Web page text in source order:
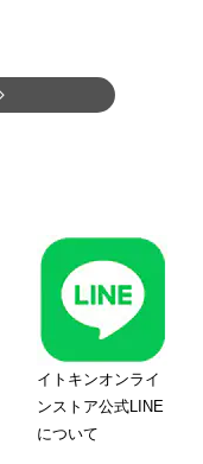
イトキンオンライ
ンストア公式LINE
について